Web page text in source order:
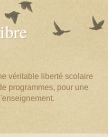
véritable liberté scolaire
programmes, pour une